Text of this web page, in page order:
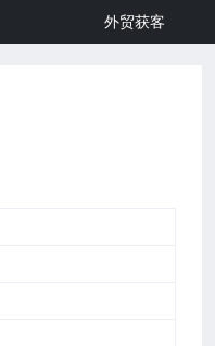
外贸获客